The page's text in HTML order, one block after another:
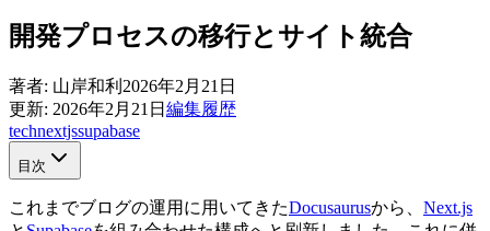
開発プロセスの移行とサイト統合
著者: 山岸和利 2026年2月21日
更新: 2026年2月21日 編集履歴
technextjssupabase
目次
これまでブログの運用に用いてきたDocusaurusから、 Next.js